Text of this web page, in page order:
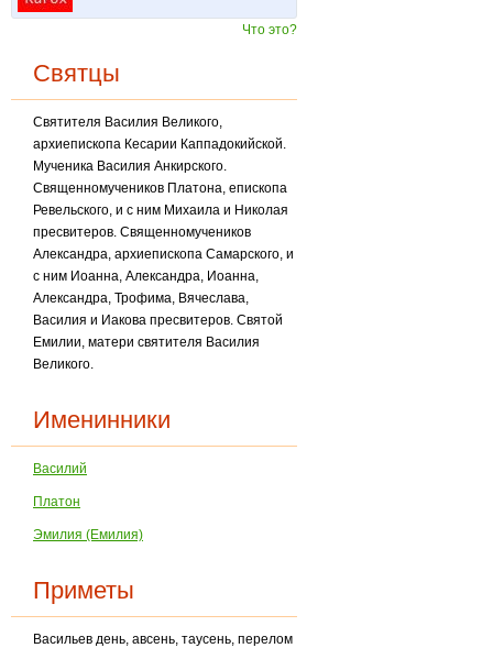
Что это?
Святцы
Святителя Василия Великого,
архиепископа Кесарии Каппадокийской.
Мученика Василия Анкирского.
Священномучеников Платона, епископа
Ревельского, и с ним Михаила и Николая
пресвитеров. Священномучеников
Александра, архиепископа Самарского, и
с ним Иоанна, Александра, Иоанна,
Александра, Трофима, Вячеслава,
Василия и Иакова пресвитеров. Святой
Емилии, матери святителя Василия
Великого.
Именинники
Василий
Платон
Эмилия (Емилия)
Приметы
Васильев день, авсень, таусень, перелом